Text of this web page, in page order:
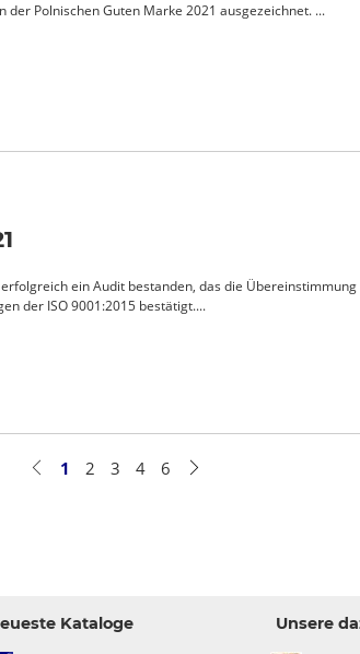
der Polnischen Guten Marke 2021 ausgezeichnet. ...
ein Audit bestanden, das die Übereinstimmung
der ISO 9001:2015 bestätigt....
1 2 3 4 6
Kataloge Unsere